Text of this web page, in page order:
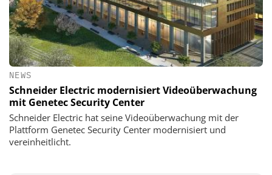
NEWS
Schneider Electric modernisiert Videoüberwachung
mit Genetec Security Center
Schneider Electric hat seine Videoüberwachung mit der
Plattform Genetec Security Center modernisiert und
vereinheitlicht.